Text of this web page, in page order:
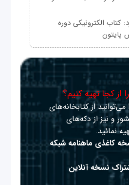
کتاب الکترونیکی دوره
پایتون
از کجا تهیه کنیم؟
از کتابخانه‌های
و نیز از دکه‌های
نمائید.
کاغذی ماهنامه شبکه
نسخه آنلاین